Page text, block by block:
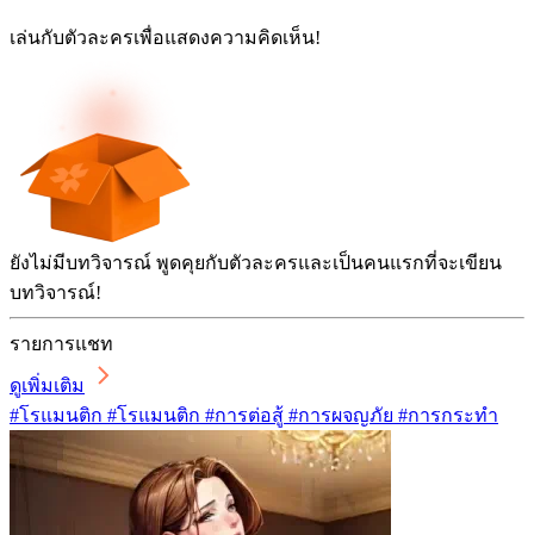
เล่นกับตัวละครเพื่อแสดงความคิดเห็น!
ยังไม่มีบทวิจารณ์ พูดคุยกับตัวละครและเป็นคนแรกที่จะเขียน
บทวิจารณ์!
รายการแชท
ดูเพิ่มเติม
#โรแมนติก #โรแมนติก #การต่อสู้ #การผจญภัย #การกระทำ